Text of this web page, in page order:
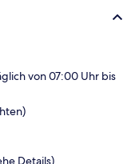
von 07:00 Uhr bis
Details)